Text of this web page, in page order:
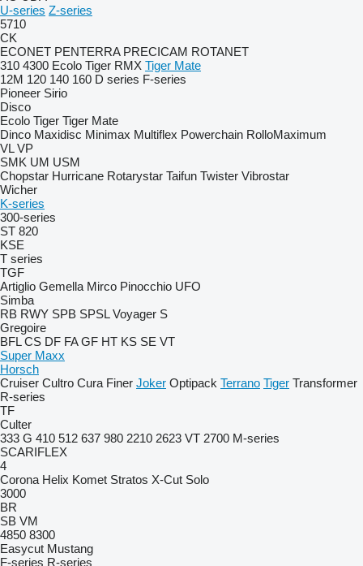
U-series Z-series
5710
CK
ECONET PENTERRA PRECICAM ROTANET
310 4300 Ecolo Tiger RMX Tiger Mate
12M 120 140 160 D series F-series
Pioneer Sirio
Disco
Ecolo Tiger Tiger Mate
Dinco Maxidisc Minimax Multiflex Powerchain RolloMaximum
VL VP
SMK UM USM
Chopstar Hurricane Rotarystar Taifun Twister Vibrostar
Wicher
K-series
300-series
ST 820
KSE
T series
TGF
Artiglio Gemella Mirco Pinocchio UFO
Simba
RB RWY SPB SPSL Voyager S
Gregoire
BFL CS DF FA GF HT KS SE VT
Super Maxx
Horsch
Cruiser Cultro Cura Finer Joker Optipack Terrano Tiger Transformer
R-series
TF
Culter
333 G 410 512 637 980 2210 2623 VT 2700 M-series
SCARIFLEX
4
Corona Helix Komet Stratos X-Cut Solo
3000
BR
SB VM
4850 8300
Easycut Mustang
F-series R-series